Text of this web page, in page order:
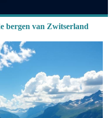
bergen van Zwitserland